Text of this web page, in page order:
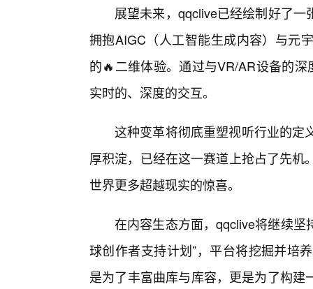
展望未来，qqclive已经绘制好了
拥抱AIGC（人工智能生成内容）与元
的🔥二维体验。通过与VR/AR设备的
实时的、深度的交互。
这种变革将彻底重塑视听行业的定
厚积淀，已经在这一赛道上抢占了先
世界更多超越现实的惊喜。
在内容生态方面，qqclive将继续坚
球创作者支持计划”，平台将挖掘并培
是为了丰富曲库与库容，更是为了构